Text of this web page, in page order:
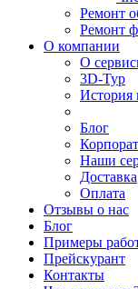
Ремонт
Ремонт
О компании
О
3D-Тур
История
Блог
Наши
Доставка
Оплата
Отзывы о нас
Блог
Примеры
Прейскурант
Контакты